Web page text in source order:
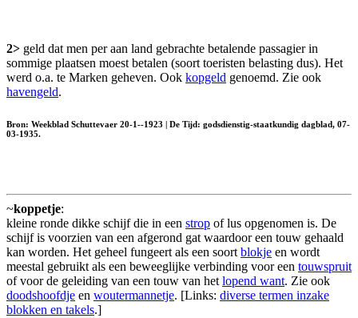
2> geld dat men per aan land gebrachte betalende passagier in
sommige plaatsen moest betalen (soort toeristen belasting dus). Het
werd o.a. te Marken geheven. Ook kopgeld genoemd. Zie ook
havengeld.
Bron: Weekblad Schuttevaer 20-1--1923 | De Tĳd: godsdienstig-staatkundig dagblad, 07-
03-1935.
~koppetje:
kleine ronde dikke schijf die in een strop of lus opgenomen is. De
schijf is voorzien van een afgerond gat waardoor een touw gehaald
kan worden. Het geheel fungeert als een soort blokje en wordt
meestal gebruikt als een beweeglijke verbinding voor een touwspruit
of voor de geleiding van een touw van het lopend want. Zie ook
doodshoofdje en woutermannetje. [Links: diverse termen inzake
blokken en takels.]